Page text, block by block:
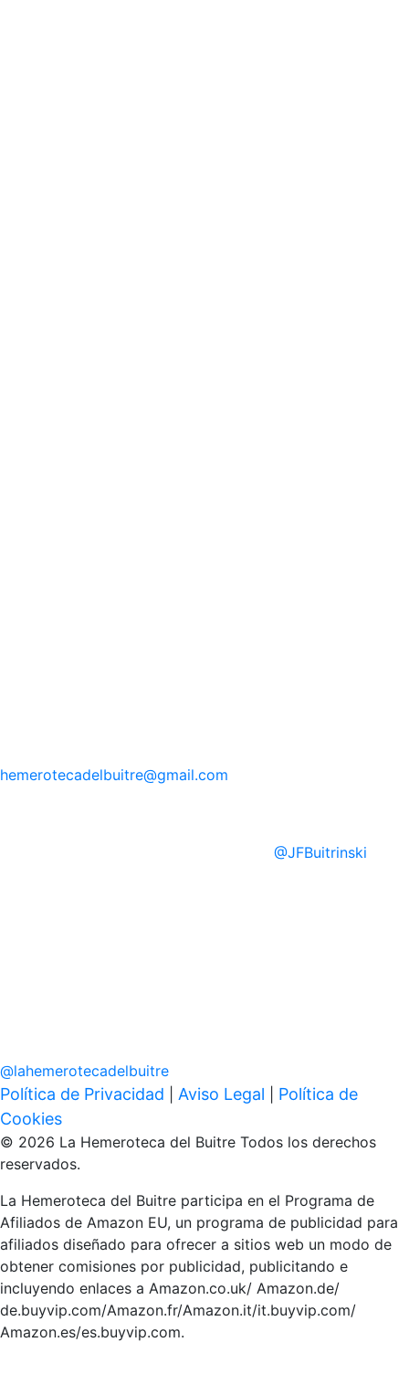
hemerotecadelbuitre@gmail.com
@JFBuitrinski
@lahemerotecadelbuitre
Política de Privacidad Aviso Legal
Política de
Cookies
© 2026 La Hemeroteca del Buitre Todos los derechos
reservados.
La Hemeroteca del Buitre participa en el Programa de
Afiliados de Amazon EU, un programa de publicidad para
afiliados diseñado para ofrecer a sitios web un modo de
obtener comisiones por publicidad, publicitando e
incluyendo enlaces a Amazon.co.uk/ Amazon.de/
de.buyvip.com/Amazon.fr/Amazon.it/it.buyvip.com/
Amazon.es/es.buyvip.com.